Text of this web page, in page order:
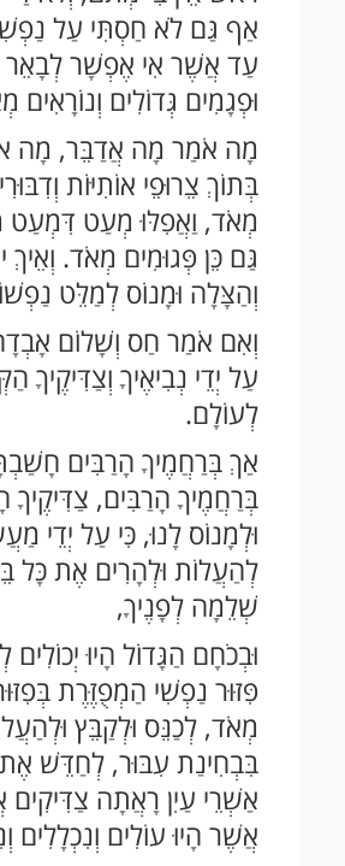
אַף גַּם לֹא חַסְתִּי עַל
עַד אֲשֶׁר אִי אֶפְשָׁר לְבָאֵר
וּפְגָמִים גְּדוֹלִים
מָה אֹמַר מָה אֲדַבֵּר, מָה
בְּתוֹךְ צֵרוּפֵי אוֹתִיּוֹת
מְאֹד, וַאֲפִלּוּ מְעַט דִּמְעַט
גַּם כֵּן פְּגוּמִים מְאֹד.
וְהַצָּלָה וּמָנוֹס לְמַלֵּט
וְאִם אֹמַר חַס וְשָׁלוֹם
עַל יְדֵי נְבִיאֶיךָ
לְעוֹלָם.
אַךְ בְּרַחֲמֶיךָ הָרַבִּים
בְּרַחֲמֶיךָ הָרַבִּים,
וּלְמָנוֹס לָנוּ, כִּי עַל יְדֵי
לְהַעֲלוֹת וּלְהָרִים אֶת כָּל
שְׁלֵמָה לְפָנֶיךָ,
וּבְכֹחָם הַגָּדוֹל הָיוּ
פִּזּוּר נַפְשִׁי הַמְפֻזֶּרֶת
מְאֹד, לְכַנֵּס וּלְקַבֵּץ
בִּבְחִינַת עִבּוּר, לְחַדֵּשׁ
אַשְׁרֵי עַיִן רָאֲתָה
אֲשֶׁר הָיוּ עוֹלִים